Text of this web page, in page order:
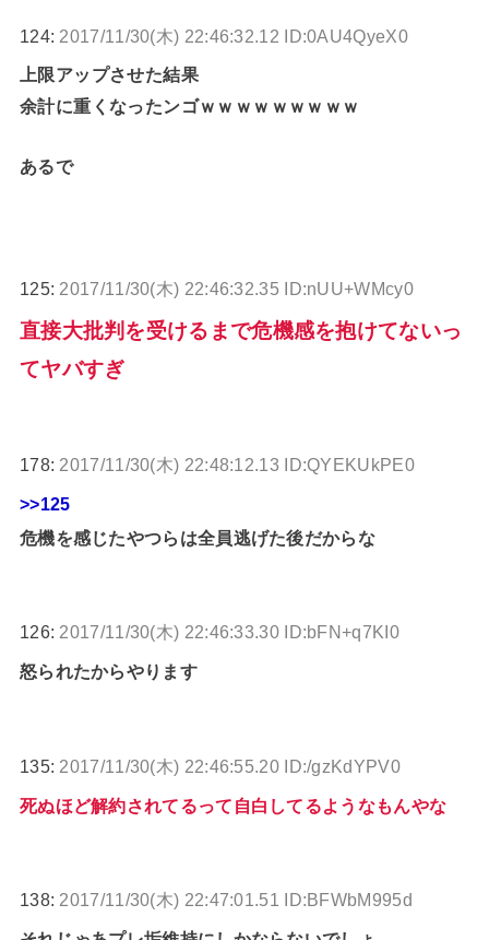
124: 2017/11/30(木) 22:46:32.12 ID:0AU4QyeX0
上限アップさせた結果
余計に重くなったンゴｗｗｗｗｗｗｗｗｗ
あるで
125: 2017/11/30(木) 22:46:32.35 ID:nUU+WMcy0
直接大批判を受けるまで危機感を抱けてないっ
てヤバすぎ
178: 2017/11/30(木) 22:48:12.13 ID:QYEKUkPE0
>>125
危機を感じたやつらは全員逃げた後だからな
126: 2017/11/30(木) 22:46:33.30 ID:bFN+q7KI0
怒られたからやります
135: 2017/11/30(木) 22:46:55.20 ID:/gzKdYPV0
死ぬほど解約されてるって自白してるようなもんやな
138: 2017/11/30(木) 22:47:01.51 ID:BFWbM995d